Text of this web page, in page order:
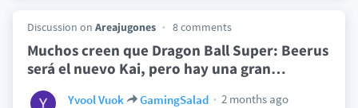
Discussion on Areajugones 8 comments
Muchos creen que Dragon Ball Super: Beerus
será el nuevo Kai, pero hay una gran…
Yvool Vuok GamingSalad
2 months ago